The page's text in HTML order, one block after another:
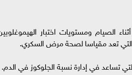
الصيام ومستويات اختبار
تساعد في إدارة نسبة الجلوكوز في الدم.